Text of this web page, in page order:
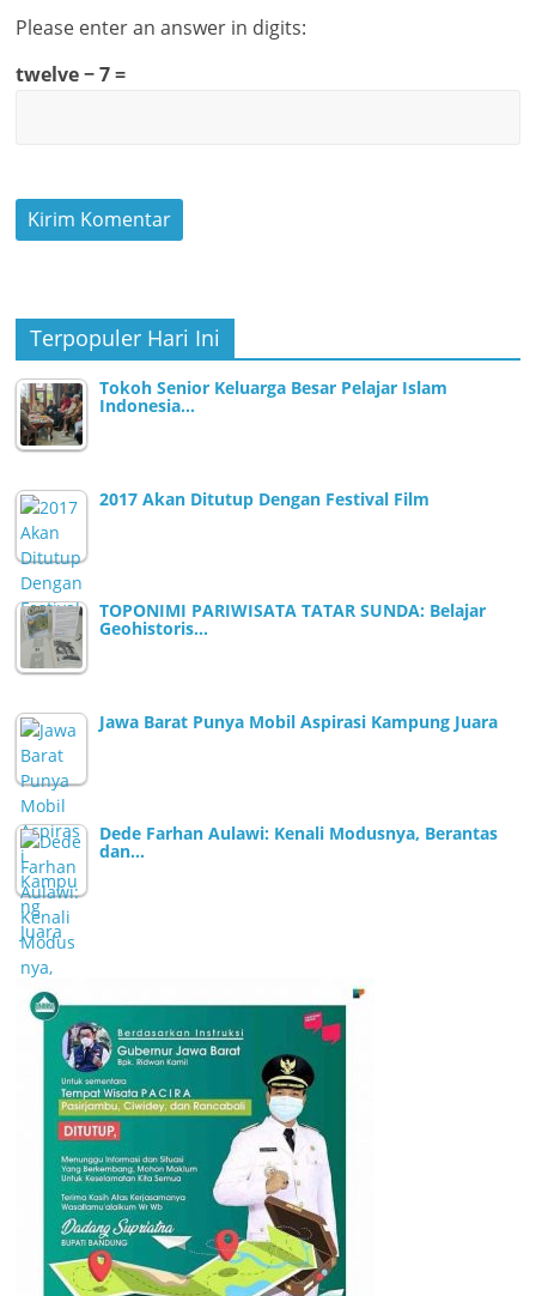
Please enter an answer in digits:
twelve − 7 =
Terpopuler Hari Ini
Tokoh Senior Keluarga Besar Pelajar Islam
Indonesia…
2017 Akan Ditutup Dengan Festival Film
TOPONIMI PARIWISATA TATAR SUNDA: Belajar
Geohistoris…
Jawa Barat Punya Mobil Aspirasi Kampung Juara
Dede Farhan Aulawi: Kenali Modusnya, Berantas
dan…